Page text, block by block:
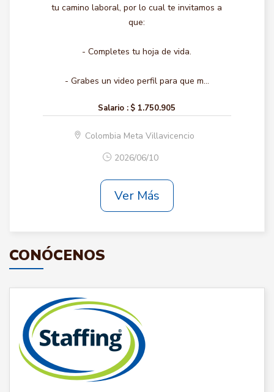
tu camino laboral, por lo cual te invitamos a
que:
- Completes tu hoja de vida.
- Grabes un video perfil para que m...
Salario : $ 1.750.905
Colombia Meta Villavicencio
2026/06/10
Ver Más
CONÓCENOS